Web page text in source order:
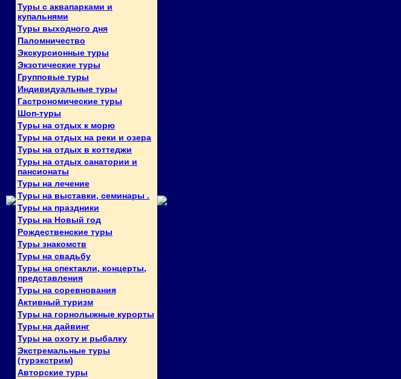
Туры с аквапарками и
купальнями
Туры выходного дня
Паломничество
Экскурсионные туры
Экзотические туры
Групповые туры
Индивидуальные туры
Гастрономические туры
Шоп-туры
Туры на отдых к морю
Туры на отдых на реки и озера
Туры на отдых в коттеджи
Туры на отдых санатории и
пансионаты
Туры на лечение
Туры на выставки, семинары .
Туры на праздники
Туры на Новый год
Рождественские туры
Туры знакомств
Туры на свадьбу
Туры на спектакли, концерты,
представления
Туры на соревнования
Активный туризм
Туры на горнолыжные курорты
Туры на дайвинг
Туры на охоту и рыбалку
Экстремальные туры
(турэкстрим)
Авторские туры